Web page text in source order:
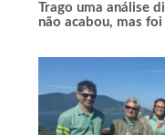
Trago uma análise
não acabou, mas